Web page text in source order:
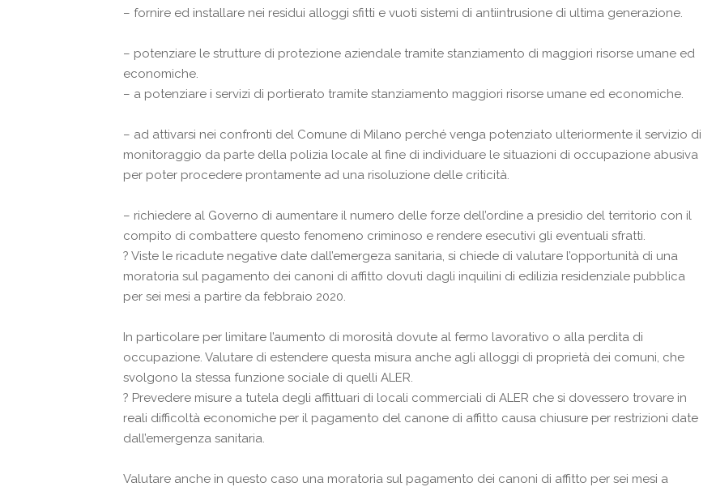
– fornire ed installare nei residui alloggi sfitti e vuoti sistemi di antiintrusione di ultima generazione.
– potenziare le strutture di protezione aziendale tramite stanziamento di maggiori risorse umane ed
economiche.
– a potenziare i servizi di portierato tramite stanziamento maggiori risorse umane ed economiche.
– ad attivarsi nei confronti del Comune di Milano perché venga potenziato ulteriormente il servizio di
monitoraggio da parte della polizia locale al fine di individuare le situazioni di occupazione abusiva
per poter procedere prontamente ad una risoluzione delle criticità.
– richiedere al Governo di aumentare il numero delle forze dell’ordine a presidio del territorio con il
compito di combattere questo fenomeno criminoso e rendere esecutivi gli eventuali sfratti.
? Viste le ricadute negative date dall’emergeza sanitaria, si chiede di valutare l’opportunità di una
moratoria sul pagamento dei canoni di affitto dovuti dagli inquilini di edilizia residenziale pubblica
per sei mesi a partire da febbraio 2020.
In particolare per limitare l’aumento di morosità dovute al fermo lavorativo o alla perdita di
occupazione. Valutare di estendere questa misura anche agli alloggi di proprietà dei comuni, che
svolgono la stessa funzione sociale di quelli ALER.
? Prevedere misure a tutela degli affittuari di locali commerciali di ALER che si dovessero trovare in
reali difficoltà economiche per il pagamento del canone di affitto causa chiusure per restrizioni date
dall’emergenza sanitaria.
Valutare anche in questo caso una moratoria sul pagamento dei canoni di affitto per sei mesi a